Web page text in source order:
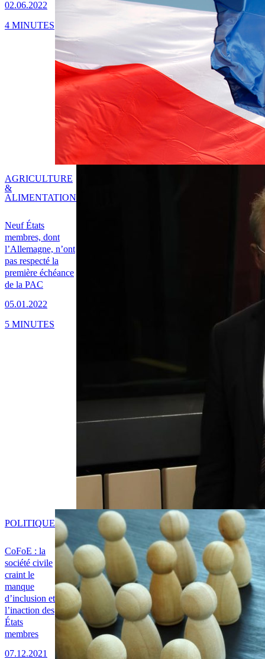
02.06.2022
4 MINUTES
Neuf États
membres, dont
l’Allemagne, n’ont
pas respecté la
première échéance
de la PAC
05.01.2022
AGRICULTURE
&
ALIMENTATION
5 MINUTES
CoFoE : la
société civile
craint le
manque
d’inclusion et
l’inaction des
États
membres
07.12.2021
POLITIQUE